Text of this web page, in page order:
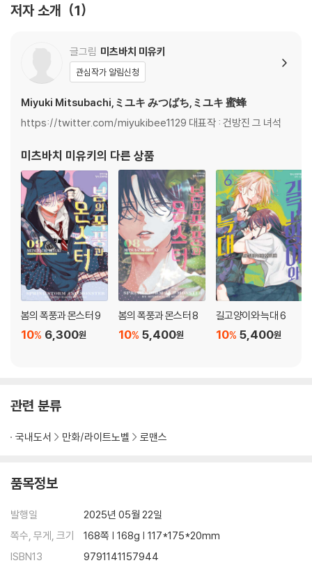
저자 소개 1
글그림 미츠바치 미유키
관심작가 알림신청
Miyuki Mitsubachi,ミユキ みつばち,ミユキ 蜜蜂
https://twitter.com/miyukibee1129 대표작 : 건방진 그 녀석
미츠바치 미유키 의 다른 상품
봄의 폭풍과 몬스터 9
6,300원
10%
봄의 폭풍과 몬스터 8
5,400원
10%
길고양이와 늑대 6
5,400원
10%
관련 분류
국내도서 만화/라이트노벨 로맨스
품목정보
발행일
2025년 05월 22일
쪽수, 무게, 크기
168쪽 | 168g | 117*175*20mm
ISBN13
9791141157944